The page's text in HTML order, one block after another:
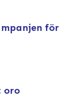
för
oro